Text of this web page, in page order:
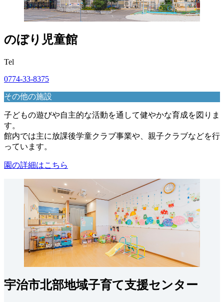
のぼり児童館
Tel
0774-33-8375
その他の施設
子どもの遊びや自主的な活動を通して健やかな育成を図りま
す。
館内では主に放課後学童クラブ事業や、親子クラブなどを行
っています。
園の詳細はこちら
宇治市北部地域子育て支援センター